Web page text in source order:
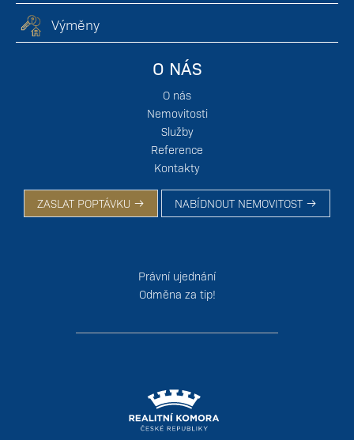
Výměny
O NÁS
O nás
Nemovitosti
Služby
Reference
Kontakty
ZASLAT POPTÁVKU NABÍDNOUT NEMOVITOST
Právní ujednání
Odměna za tip!